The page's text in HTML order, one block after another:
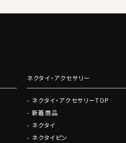
お買い得な情報！
ネクタイ・アクセサリー
ネクタイ・アクセサリーTOP
新着商品
ネクタイ
ネクタイピン